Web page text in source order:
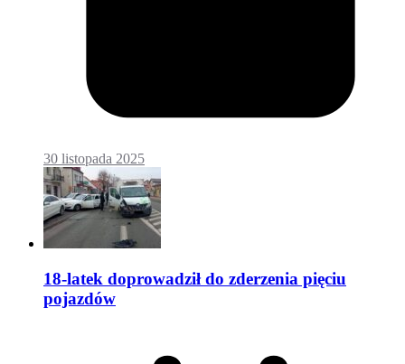
30 listopada 2025
18-latek doprowadził do zderzenia pięciu
pojazdów